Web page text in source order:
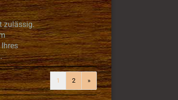
zulässig.
1 2 »